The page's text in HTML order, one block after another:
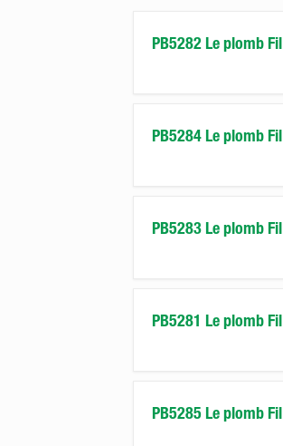
PB5282 Le plomb Fil
PB5284 Le plomb Fil
PB5283 Le plomb Fil
PB5281 Le plomb Fil
PB5285 Le plomb Fil